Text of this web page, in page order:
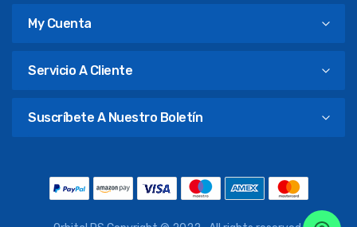
My Cuenta
Servicio A Cliente
Suscríbete A Nuestro Boletín